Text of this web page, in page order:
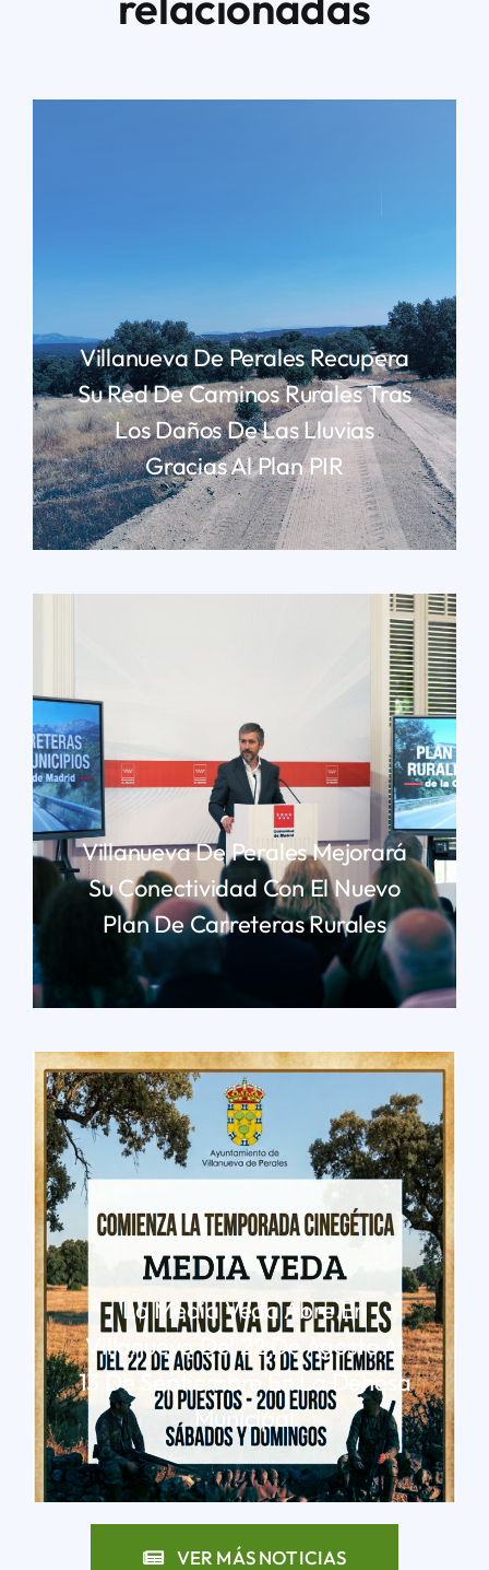
Villanueva De Perales Recupera
Su Red De Caminos Rurales Tras
Los Daños De Las Lluvias
Gracias Al Plan PIR
LEER MÁS
Villanueva De Perales Mejorará
Su Conectividad Con El Nuevo
Plan De Carreteras Rurales
LEER MÁS
La Media Veda Abre En
Villanueva Del 22 De Agosto Al
13 De Septiembre En La Dehesa
Municipal
LEER MÁS
VER MÁS NOTICIAS